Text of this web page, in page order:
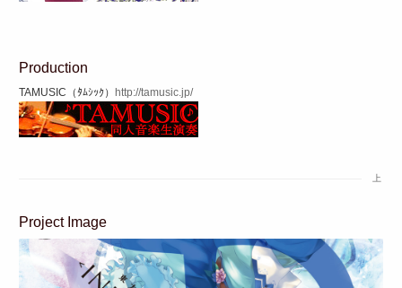
Production
TAMUSIC（ﾀﾑｼｯｸ） http://tamusic.jp/
上
Project Image